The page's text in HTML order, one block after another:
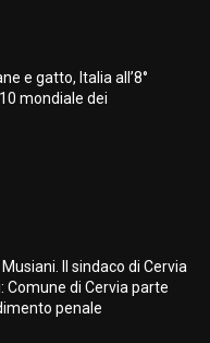
e gatto, Italia all’8°
mondiale dei
Il sindaco di Cervia
Comune di Cervia parte
penale